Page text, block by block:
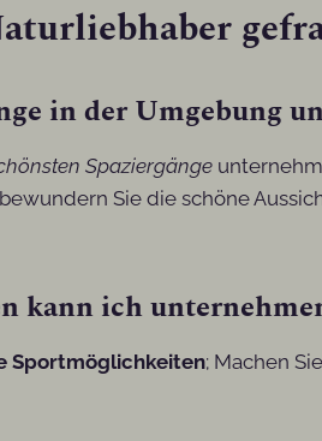
in der Umgebung
Spaziergänge
Sie die schöne
kann ich
Sportmöglichkeiten; Machen